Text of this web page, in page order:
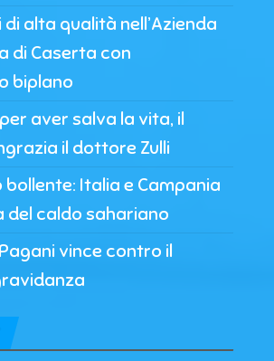
alta qualità nell’Azienda
di Caserta con
biplano
aver salva la vita, il
il dottore Zulli
Italia e Campania
del caldo sahariano
vince contro il